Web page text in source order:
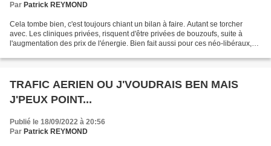
Par Patrick REYMOND
Cela tombe bien, c'est toujours chiant un bilan à faire. Autant se torcher
avec. Les cliniques privées, risquent d'être privées de bouzoufs, suite à
l'augmentation des prix de l'énergie. Bien fait aussi pour ces néo-libéraux,
TRAFIC AERIEN OU J'VOUDRAIS BEN MAIS
J'PEUX POINT...
Publié le 18/09/2022 à 20:56
Par Patrick REYMOND